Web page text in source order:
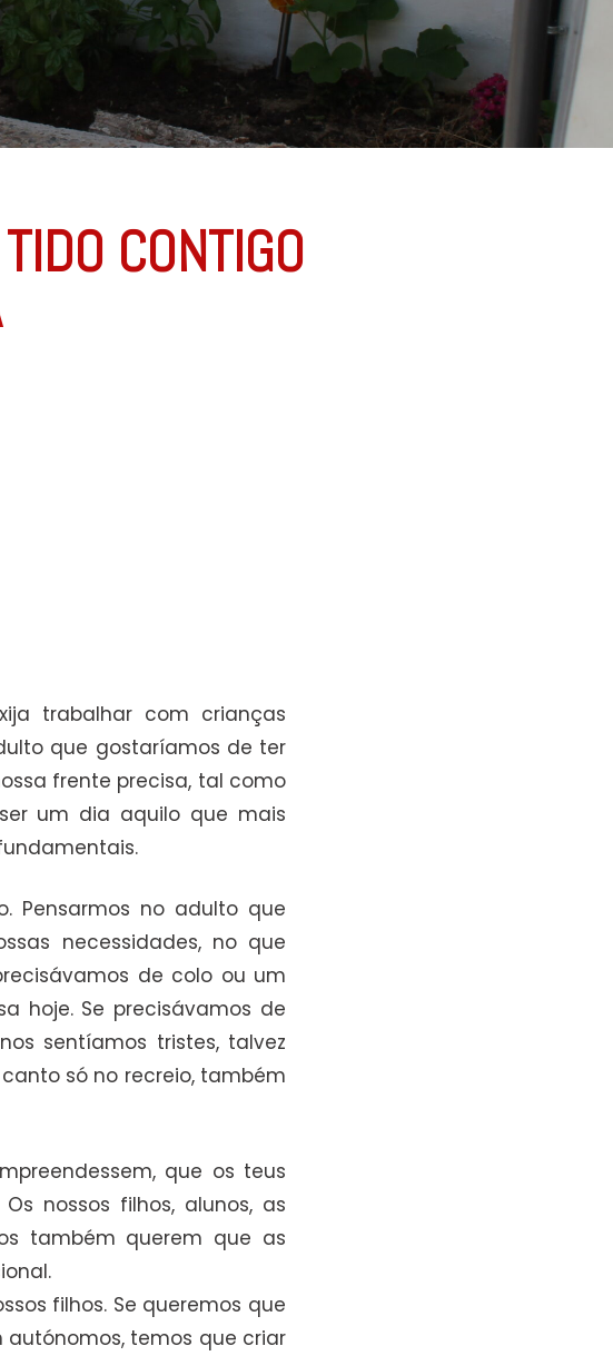
CONTIGO
trabalhar com crianças
que gostaríamos de ter
frente precisa, tal como
um dia aquilo que mais
Pensarmos no adulto que
necessidades, no que
de colo ou um
hoje. Se precisávamos de
sentíamos tristes, talvez
só no recreio, também
que os teus
nossos filhos, alunos, as
também querem que as
filhos. Se queremos que
autónomos, temos que criar